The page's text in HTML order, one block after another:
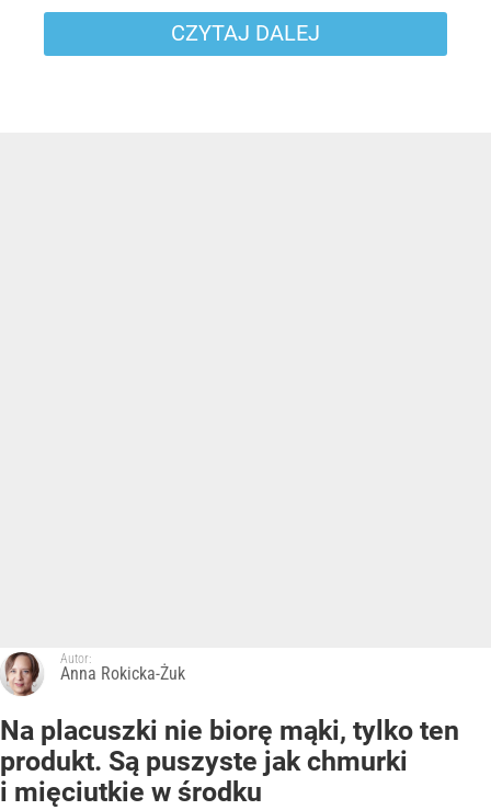
CZYTAJ DALEJ
Autor:
Anna Rokicka-Żuk
Na placuszki nie biorę mąki, tylko ten
produkt. Są puszyste jak chmurki
i mięciutkie w środku